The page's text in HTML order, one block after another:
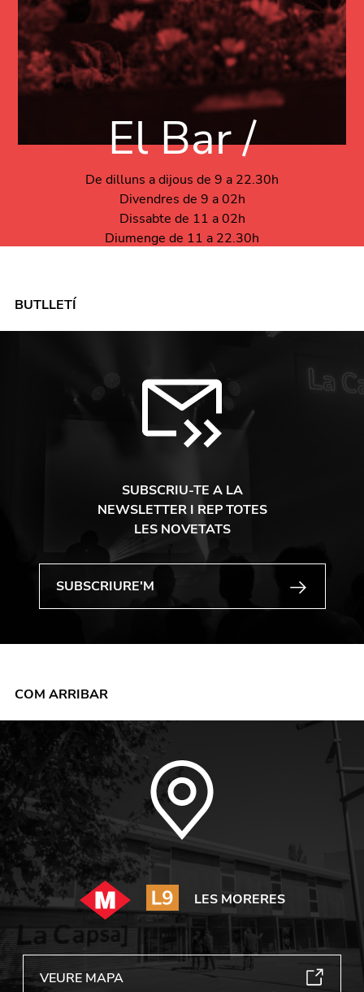
El Bar /
De dilluns a dijous de 9 a 22.30h
Divendres de 9 a 02h
Dissabte de 11 a 02h
Diumenge de 11 a 22.30h
BUTLLETÍ
SUBSCRIU-TE A LA
NEWSLETTER I REP TOTES
LES NOVETATS
COM ARRIBAR
LES MORERES
VEURE MAPA